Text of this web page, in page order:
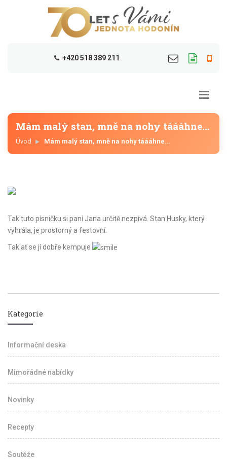
+420 518 389 211
Mám malý stan, mně na nohy táááhne...
Úvod Mám malý stan, mně na nohy táááhne...
Tak tuto písničku si paní Jana určitě nezpívá. Stan Husky, který
vyhrála, je prostorný a festovní.
Tak ať se jí dobře kempuje
Kategorie
Informační deska
Mimořádné nabídky
Novinky
Recepty
Soutěže